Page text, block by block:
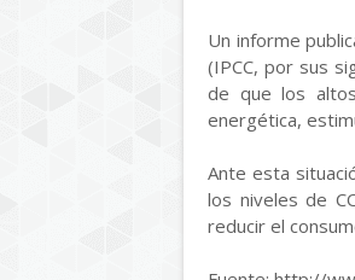
Un informe
(IPCC, por sus
de que los
energética,
Ante esta
los niveles de
reducir el